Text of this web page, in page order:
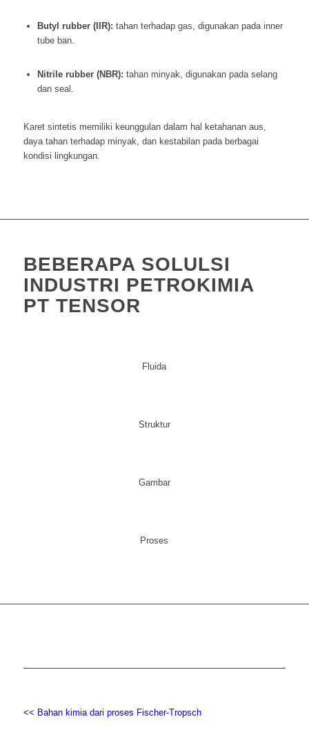
Butyl rubber (IIR): tahan terhadap gas, digunakan pada inner
tube ban.
Nitrile rubber (NBR): tahan minyak, digunakan pada selang
dan seal.
Karet sintetis memiliki keunggulan dalam hal ketahanan aus,
daya tahan terhadap minyak, dan kestabilan pada berbagai
kondisi lingkungan.
BEBERAPA SOLULSI
INDUSTRI PETROKIMIA
PT TENSOR
Fluida
Struktur
Gambar
Proses
<< Bahan kimia dari proses Fischer-Tropsch